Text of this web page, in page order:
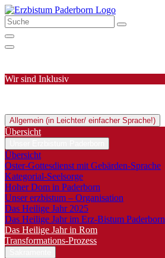
Wir sind Inklusiv
Allgemein (in Leichter/ einfacher Sprache!)
Übersicht
Übersicht
Oster-Gottesdienst mit Gebärden-Sprache
Kategorial-Seelsorge
Hoher Dom in Paderborn
Unser erzbistum – Organisation
Das Heilige Jahr 2025
Das Heilige Jahr im Erz-Bistum Paderborn
Das Heilige Jahr in Rom
Transformations-Prozess